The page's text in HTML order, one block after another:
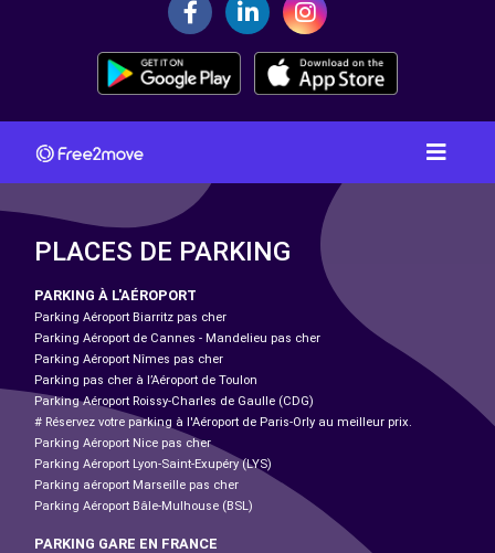
PLACES DE PARKING
PARKING À L'AÉROPORT
Parking Aéroport Biarritz pas cher
Parking Aéroport de Cannes - Mandelieu pas cher
Parking Aéroport Nîmes pas cher
Parking pas cher à l’Aéroport de Toulon
Parking Aéroport Roissy-Charles de Gaulle (CDG)
# Réservez votre parking à l'Aéroport de Paris-Orly au meilleur prix.
Parking Aéroport Nice pas cher
Parking Aéroport Lyon-Saint-Exupéry (LYS)
Parking aéroport Marseille pas cher
Parking Aéroport Bâle-Mulhouse (BSL)
PARKING GARE EN FRANCE